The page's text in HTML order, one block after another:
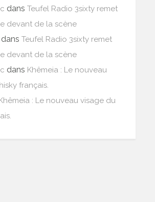
dansTeufel Radio 3sixty remet
devant de la scène
dansTeufel Radio 3sixty remet
devant de la scène
dans Khêmeia : Le nouveau
français.
: Le nouveau visage du